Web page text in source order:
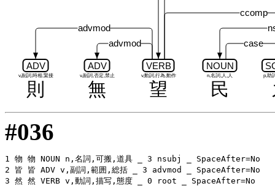
則
ADV
v,副詞,時相,緊接
無
ADV
v,副詞,否定,禁止
望
VERB
v,動詞,行為,動作
民
NOUN
n,名詞,人,人 p,助
advmod
advmod
case
ccomp
#036
1 物 物 NOUN n,名詞,可搬,道具 _ 3 nsubj _ SpaceAfter=No
2 皆 皆 ADV v,副詞,範囲,総括 _ 3 advmod _ SpaceAfter=No
3 然 然 VERB v,動詞,描写,態度 _ 0 root _ SpaceAfter=No